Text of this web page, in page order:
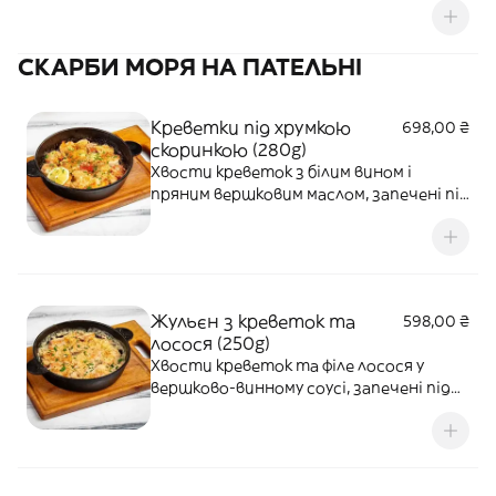
СКАРБИ МОРЯ НА ПАТЕЛЬНІ
Креветки під хрумкою
скоринкою (280g)
698,00 ₴
Хвости креветок з білим вином і
пряним вершковим маслом, запечені під
Жульєн з креветок та
лосося (250g)
598,00 ₴
Хвости креветок та філе лосося у
вершково-винному соусі, запечені під